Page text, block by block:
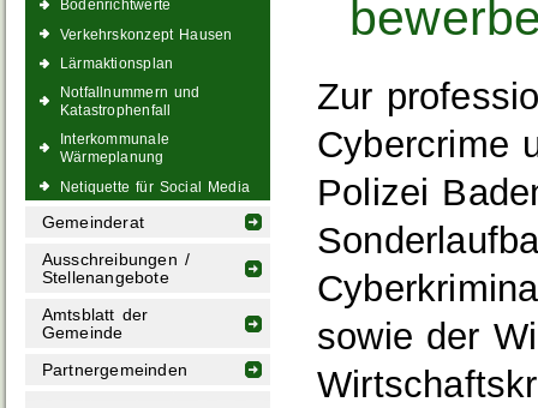
Bodenrichtwerte
Verkehrskonzept Hausen
Lärmaktionsplan
Notfallnummern und
Katastrophenfall
Interkommunale
Wärmeplanung
Netiquette für Social Media
Gemeinderat
Ausschreibungen /
Stellenangebote
Amtsblatt der
Gemeinde
Partnergemeinden
Zur
Cybercrime
Polizei
sowie der